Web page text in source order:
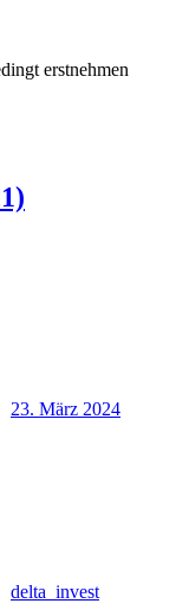
erstnehmen
23. März 2024
delta_invest